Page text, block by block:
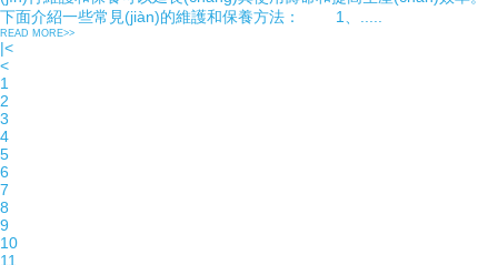
下面介紹一些常見(jiàn)的維護和保養方法： 1、.....
READ MORE>>
|<
<
1
2
3
4
5
6
7
8
9
10
11